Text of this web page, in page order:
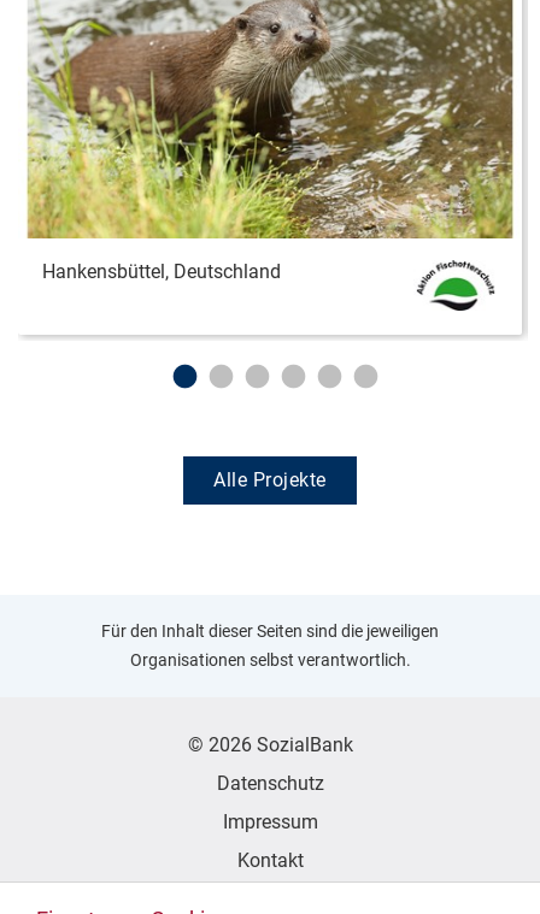
Hankensbüttel, Deutschland
Alle Projekte
Für den Inhalt dieser Seiten sind die jeweiligen
Organisationen selbst verantwortlich.
© 2026 SozialBank
Datenschutz
Impressum
Kontakt